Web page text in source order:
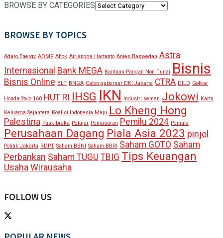
BROWSE BY CATEGORIES
BROWSE BY TOPICS
Adaro Energy ADMF Ahok Airlangga Hartanto Anies Baswedan Astra
Internasional Bank MEGA Bantuan Pangan Non Tunai Bisnis
Bisnis Online BLT BNGA Calon gubernur DKI Jakarta CTRA DILD Golkar
Honda Stylo 160 HUT RI IHSG IKN Industri semen Jokowi Kartu
Keluarga Sejahtera Koalisi Indonesia Maju Lo Kheng Hong
Palestina Paskibraka Pelajar Pemasaran Pemilu 2024 Pemula
Perusahaan Dagang Piala Asia 2023 pinjol
Politik Jakarta RDPT Saham BBNI Saham BBRI Saham GOTO Saham
Perbankan Saham TUGU TBIG Tips Keuangan
Usaha Wirausaha
FOLLOW US